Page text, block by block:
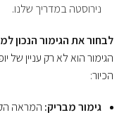
נירוסטה במדריך שלנו.
לבחור את הגימור הנכון
הגימור הוא לא רק עניין של
הכיור:
גימור מבריק: המראה